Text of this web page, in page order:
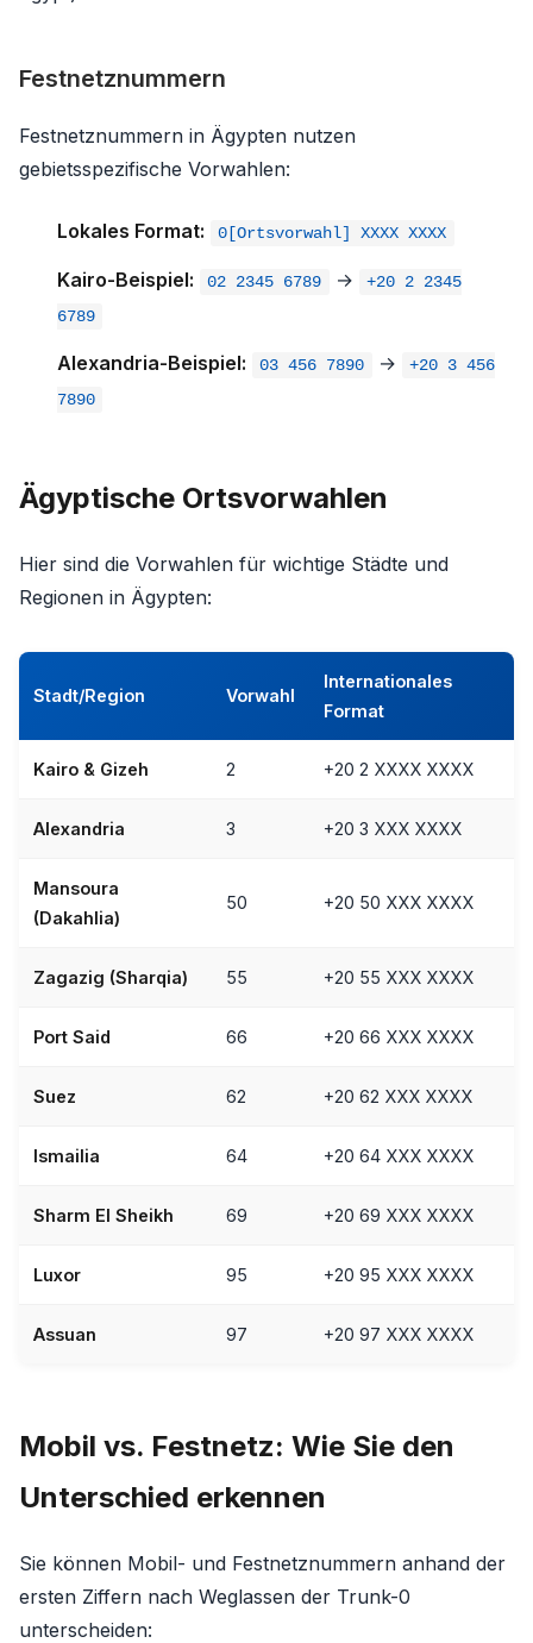
Festnetznummern
Festnetznummern in Ägypten nutzen
gebietsspezifische Vorwahlen:
Lokales Format: 0[Ortsvorwahl] XXXX XXXX
Kairo-Beispiel: 02 2345 6789 →
+20 2 2345
6789
Alexandria-Beispiel: 03 456 7890 →
+20 3 456
7890
Ägyptische Ortsvorwahlen
Hier sind die Vorwahlen für wichtige Städte und
Regionen in Ägypten:
Stadt/Region Vorwahl
Internationales
Format
Kairo & Gizeh 2 +20 2 XXXX XXXX
Alexandria 3 +20 3 XXX XXXX
Mansoura
(Dakahlia)
50 +20 50 XXX XXXX
Zagazig (Sharqia) 55 +20 55 XXX XXXX
Port Said 66 +20 66 XXX XXXX
Suez 62 +20 62 XXX XXXX
Ismailia 64 +20 64 XXX XXXX
Sharm El Sheikh 69 +20 69 XXX XXXX
Luxor 95 +20 95 XXX XXXX
Assuan 97 +20 97 XXX XXXX
Mobil vs. Festnetz: Wie Sie den
Unterschied erkennen
Sie können Mobil- und Festnetznummern anhand der
ersten Ziffern nach Weglassen der Trunk-0
unterscheiden: